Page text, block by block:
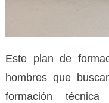
Este plan de
hombres que
formación